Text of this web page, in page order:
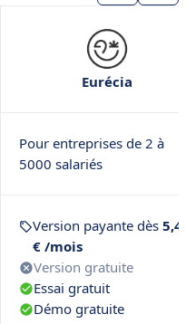
Eurécia
Pour entreprises de 2 à
5000 salariés
Version payante dès
€ /mois
Version gratuite
Essai gratuit
Démo gratuite